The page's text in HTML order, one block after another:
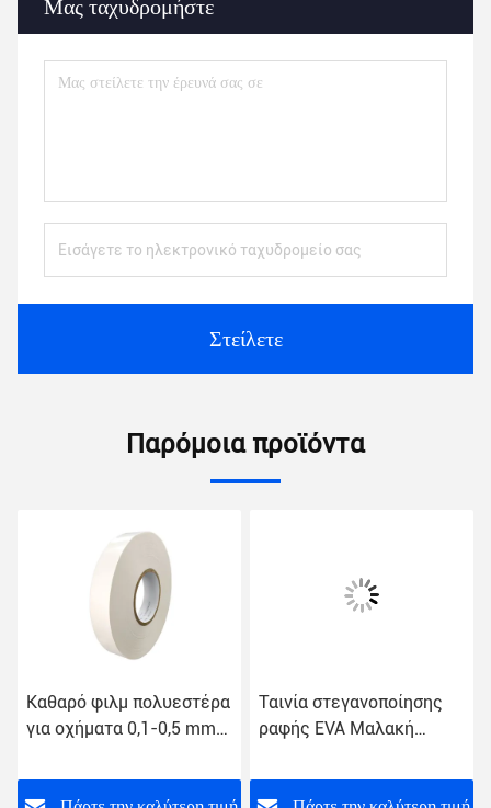
Μας ταχυδρομήστε
Στείλετε
Παρόμοια προϊόντα
Καθαρό φιλμ πολυεστέρα
για οχήματα 0,1-0,5 mm
Ταινία στεγανοποίησης
ραφής EVA Μαλακή
Αυτοκόλλητη Ταινία για